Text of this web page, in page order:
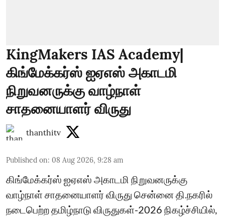
KingMakers IAS Academy|
கிங்மேக்கர்ஸ் ஐஏஎஸ் அகாடமி
நிறுவனருக்கு வாழ்நாள்
சாதனையாளர் விருது
thanthitv
Published on: 08 Aug 2026, 9:28 am
கிங்மேக்கர்ஸ் ஐஏஎஸ் அகாடமி நிறுவனருக்கு
வாழ்நாள் சாதனையாளர் விருது சென்னை தி.நகரில்
நடைபெற்ற தமிழ்நாடு விருதுகள்-2026 நிகழ்ச்சியில்,